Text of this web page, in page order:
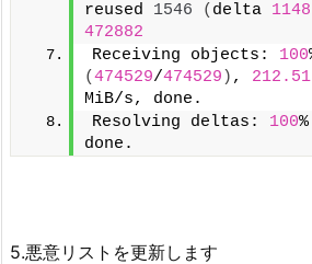
reused 1546 ( delta 1148
472882
Receiving objects: 100
(474529/474529 ) , 212.51
MiB/s, done.
Resolving deltas: 100%
done.
5.悪意リストを更新します